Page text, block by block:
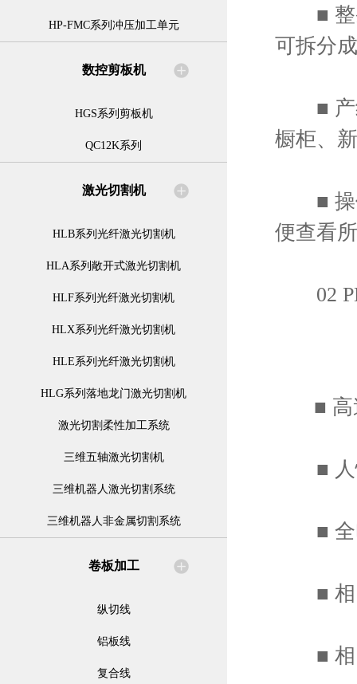
HP-FMC系列冲压加工单元
数控剪板机
HGS系列剪板机
QC12K系列
激光切割机
HLB系列光纤激光切割机
HLA系列敞开式激光切割机
HLF系列光纤激光切割机
HLX系列光纤激光切割机
HLE系列光纤激光切割机
HLG系列落地龙门激光切割机
激光切割柔性加工系统
三维五轴激光切割机
三维机器人激光切割系统
三维机器人非金属切割系统
卷板加工
纵切线
铝板线
复合线
■ 整条
可拆分
■ 产线
橱柜、
■ 操作
便查看
02
■ 高速
■ 人性
■ 全电
■ 相比
■ 相比